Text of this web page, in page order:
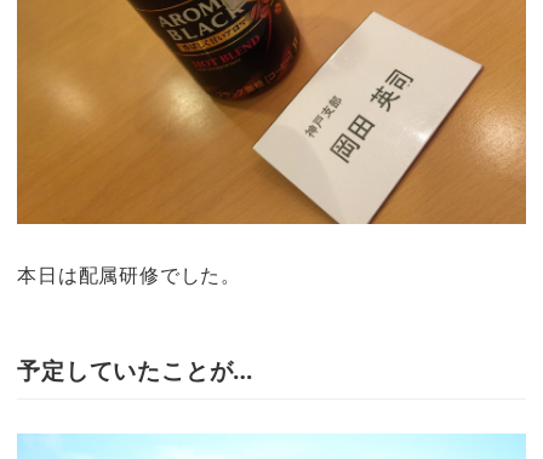
本日は配属研修でした。
予定していたことが…